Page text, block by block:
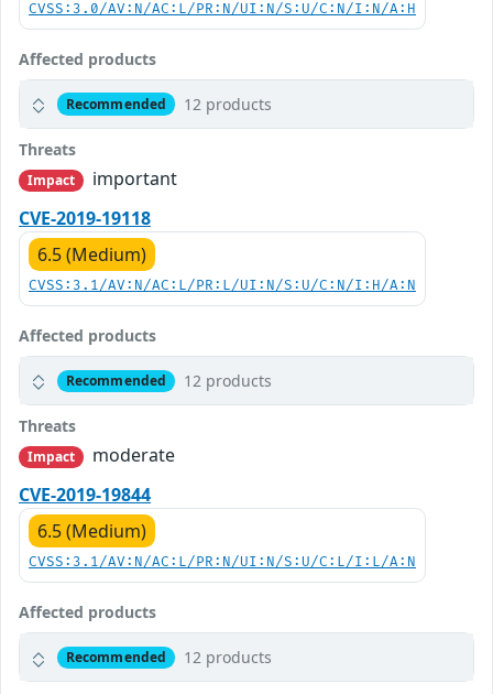
CVSS:3.0/AV:N/AC:L/PR:N/UI:N/S:U/C:N/I:N/A:H
Affected products
Recommended 12 products
Threats
Impact
important
CVE-2019-19118
6.5 (Medium)
CVSS:3.1/AV:N/AC:L/PR:L/UI:N/S:U/C:N/I:H/A:N
Affected products
Recommended 12 products
Threats
Impact
moderate
CVE-2019-19844
6.5 (Medium)
CVSS:3.1/AV:N/AC:L/PR:N/UI:N/S:U/C:L/I:L/A:N
Affected products
Recommended 12 products